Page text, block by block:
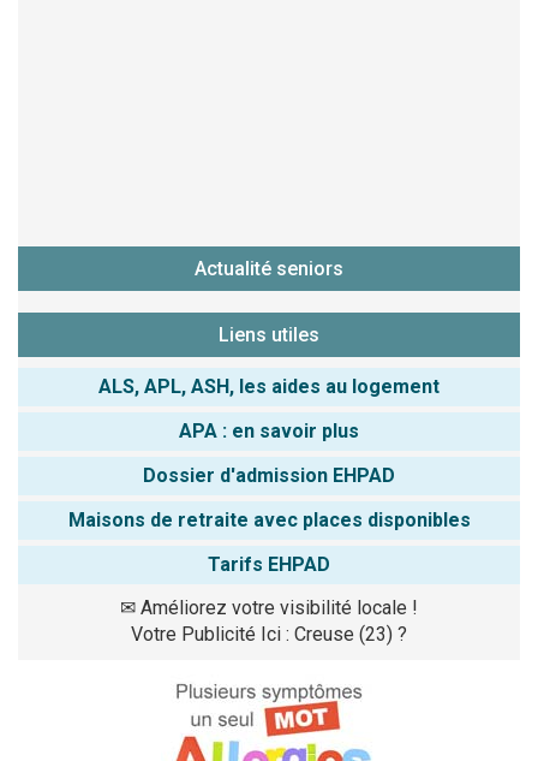
Actualité seniors
Liens utiles
ALS, APL, ASH, les aides au logement
APA : en savoir plus
Dossier d'admission EHPAD
Maisons de retraite avec places disponibles
Tarifs EHPAD
✉ Améliorez votre visibilité locale !
Votre Publicité Ici : Creuse (23) ?